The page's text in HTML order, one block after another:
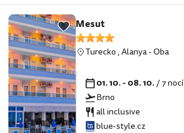
Mesut
Turecko,Alanya-Oba
01. 10. - 08. 10./ 7 nocí
Brno
all inclusive
blue-style.cz